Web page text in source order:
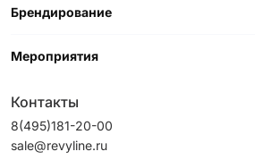
Брендирование
Мероприятия
Контакты
8(495)181-20-00
sale@revyline.ru